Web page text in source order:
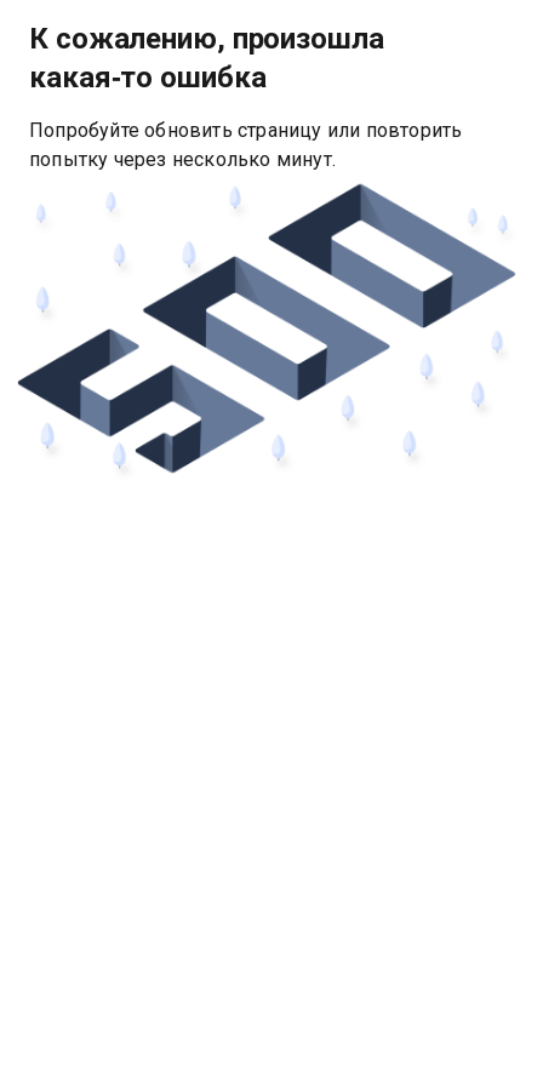
К сожалению, произошла
какая‑то ошибка
Попробуйте обновить страницу или повторить
попытку через несколько минут.